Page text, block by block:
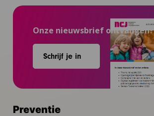
Onze nieuwsbrief ontvangen?
Schrijf je in
Preventie